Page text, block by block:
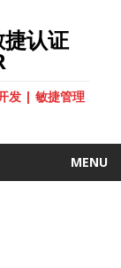
认证
发 | 敏捷管理
MENU